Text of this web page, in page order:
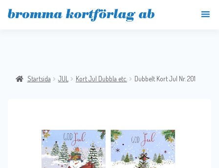
Startsida JUL Kort Jul Dubbla etc. Dubbelt Kort Jul Nr. 201